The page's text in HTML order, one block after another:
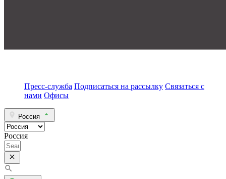
Пресс-служба Подписаться на рассылку Связаться с
нами Офисы
Россия
Россия